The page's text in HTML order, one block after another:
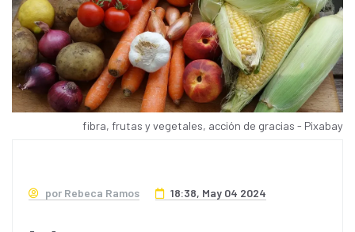
fibra, frutas y vegetales, acción de gracias - Pixabay
por Rebeca Ramos 18:38, May 04 2024